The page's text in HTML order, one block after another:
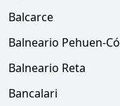
Balcarce
Balneario Pehuen-Có
Balneario Reta
Bancalari